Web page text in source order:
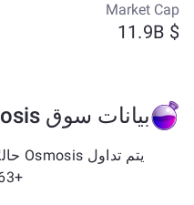
Market Cap
$ 11.9B
بيانات سوق Osmosis
+7.63% خلال الأيام السبعة الماضية.